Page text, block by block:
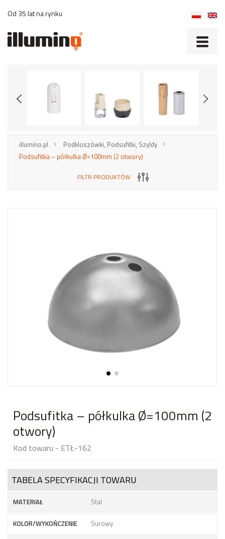
Od 35 lat na rynku
illumino.pl
Podkloszówki, Podsufitki, Szyldy
Podsufitka – półkulka Ø=100mm (2 otwory)
FILTR PRODUKTÓW
Podsufitka – półkulka Ø=100mm (2
otwory)
Kod towaru - ETŁ-162
TABELA SPECYFIKACJI TOWARU
MATERIAŁ Stal
KOLOR/WYKOŃCZENIE Surowy